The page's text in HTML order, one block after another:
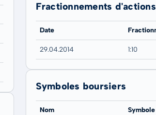
Fractionnements d'actions
Date
29.04.2014 1:10
Symboles boursiers
Nom Symbole